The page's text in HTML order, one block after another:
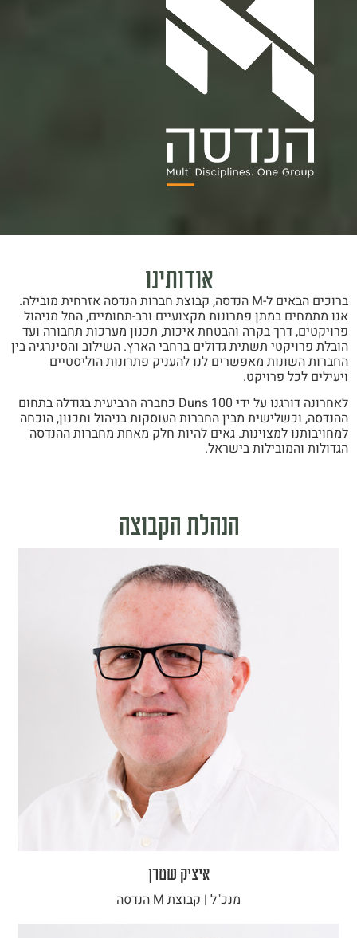
אודותינו
ברוכים הבאים ל-M הנדסה, קבוצת חברות הנדסה אזרחית מובילה.
אנו מתמחים במתן פתרונות מקצועיים ורב-תחומיים, החל מניהול
פרויקטים, דרך בקרה והבטחת איכות, תכנון מערכות תחבורה ועד
הובלת פרויקטי תשתית גדולים ברחבי הארץ. השילוב והסינרגיה בין
החברות השונות מאפשרים לנו להעניק פתרונות הוליסטיים
ויעילים לכל פרויקט.
לאחרונה דורגנו על ידי Duns 100 כחברה הרביעית בגודלה בתחום
ההנדסה, וכשלישית מבין החברות העוסקות בניהול ותכנון, הוכחה
למחויבותנו למצוינות. גאים להיות חלק מאחת מחברות ההנדסה
הגדולות והמובילות בישראל.
הנהלת הקבוצה
איציק שטרן
מנכ"ל | קבוצת M הנדסה